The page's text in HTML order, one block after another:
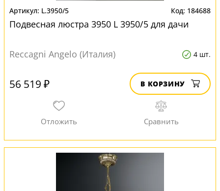
L.3950/5 184688
Подвесная люстра 3950 L 3950/5 для дачи
Reccagni Angelo (Италия) 4 шт.
56 519 ₽ В КОРЗИНУ